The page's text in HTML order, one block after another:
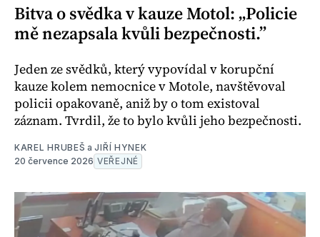
Bitva o svědka v kauze Motol: „Policie
mě nezapsala kvůli bezpečnosti.”
Jeden ze svědků, který vypovídal v korupční
kauze kolem nemocnice v Motole, navštěvoval
policii opakovaně, aniž by o tom existoval
záznam. Tvrdil, že to bylo kvůli jeho bezpečnosti.
KAREL HRUBEŠ aJIŘÍ HYNEK
20 července 2026 VEŘEJNÉ